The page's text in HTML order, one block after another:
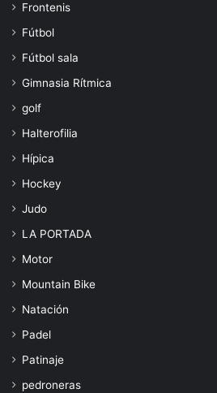
Frontenis
Fútbol
Fútbol sala
Gimnasia Rítmica
golf
Halterofilia
Hípica
Hockey
Judo
LA PORTADA
Motor
Mountain Bike
Natación
Padel
Patinaje
pedroneras